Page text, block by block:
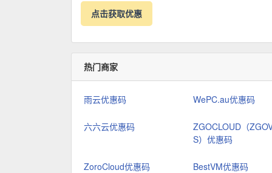
点击获取优惠
热门商家
雨云优惠码 WePC.au优惠码
六六云优惠码
ZGOCLOUD（
S）优惠码
ZoroCloud优惠码 BestVM优惠码